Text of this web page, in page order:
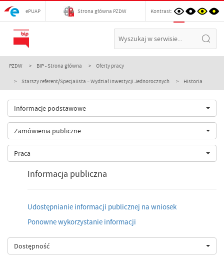
ePUAP Strona główna PZDW Kontrast:
PZDW BIP - Strona główna Oferty pracy
Starszy referent/Specjalista – Wydział Inwestycji Jednorocznych Historia
Informacje podstawowe
Zamówienia publiczne
Praca
Informacja publiczna
Udostępnianie informacji publicznej na wniosek
Ponowne wykorzystanie informacji
Dostępność